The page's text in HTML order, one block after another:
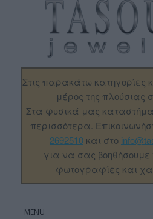
Στις παρακάτω κατηγορίες
μέρος της πλούσιας
Στα φυσικά μας
περισσότερα.
2692510και στο
για να σας βοηθήσουμε
φωτογραφίες και
MENU